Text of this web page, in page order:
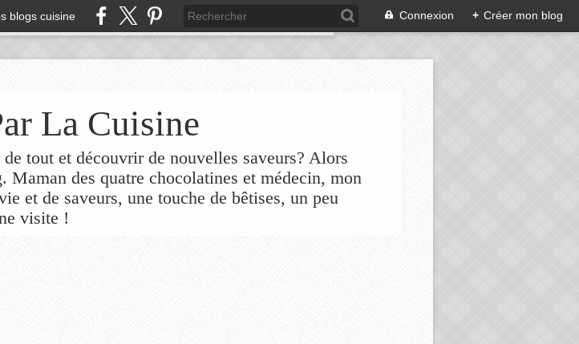
blogs cuisine Connexion + Créer mon blog
La Cuisine
tout et découvrir de nouvelles saveurs? Alors
des quatre chocolatines et médecin, mon
et de saveurs, une touche de bêtises, un peu
visite !